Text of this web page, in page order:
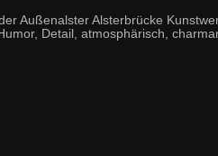
Außenalster Alsterbrücke
Detail, atmosphärisch,